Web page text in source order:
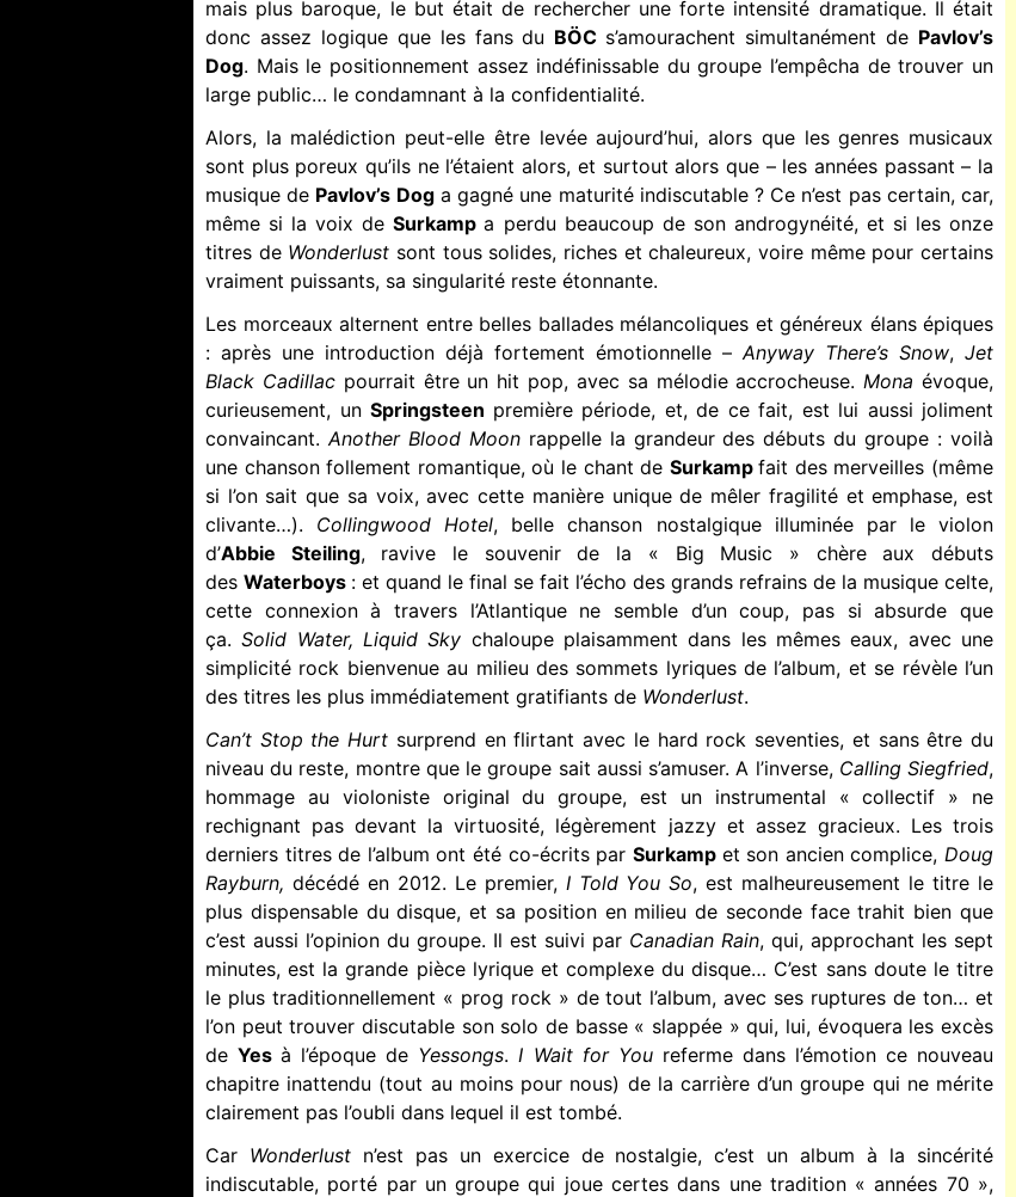
mais plus baroque, le but était de rechercher une forte intensité dramatique. Il était
donc assez logique que les fans du BÖC s’amourachent simultanément de Pavlov’s
Dog. Mais le positionnement assez indéfinissable du groupe l’empêcha de trouver un
large public… le condamnant à la confidentialité.
Alors, la malédiction peut-elle être levée aujourd’hui, alors que les genres musicaux
sont plus poreux qu’ils ne l’étaient alors, et surtout alors que – les années passant – la
musique de Pavlov’s Dog a gagné une maturité indiscutable ? Ce n’est pas certain, car,
même si la voix de Surkamp a perdu beaucoup de son androgynéité, et si les onze
titres de Wonderlust sont tous solides, riches et chaleureux, voire même pour certains
vraiment puissants, sa singularité reste étonnante.
Les morceaux alternent entre belles ballades mélancoliques et généreux élans épiques
: après une introduction déjà fortement émotionnelle – Anyway There’s Snow, Jet
Black Cadillac pourrait être un hit pop, avec sa mélodie accrocheuse. Mona évoque,
curieusement, un Springsteen première période, et, de ce fait, est lui aussi joliment
convaincant. Another Blood Moon rappelle la grandeur des débuts du groupe : voilà
une chanson follement romantique, où le chant de Surkamp fait des merveilles (même
si l’on sait que sa voix, avec cette manière unique de mêler fragilité et emphase, est
clivante…).
Collingwood Hotel, belle chanson nostalgique illuminée par le violon
d’Abbie Steiling, ravive le souvenir de la « Big Music » chère aux débuts
des Waterboys : et quand le final se fait l’écho des grands refrains de la musique celte,
cette connexion à travers l’Atlantique ne semble d’un coup, pas si absurde que
ça. Solid Water, Liquid Sky chaloupe plaisamment dans les mêmes eaux, avec une
simplicité rock bienvenue au milieu des sommets lyriques de l’album, et se révèle l’un
des titres les plus immédiatement gratifiants de Wonderlust.
Can’t Stop the Hurt surprend en flirtant avec le hard rock seventies, et sans être du
niveau du reste, montre que le groupe sait aussi s’amuser. A l’inverse, Calling Siegfried,
hommage au violoniste original du groupe, est un instrumental « collectif » ne
rechignant pas devant la virtuosité, légèrement jazzy et assez gracieux. Les trois
derniers titres de l’album ont été co-écrits par Surkamp et son ancien complice, Doug
Rayburn, décédé en 2012. Le premier, I Told You So, est malheureusement le titre le
plus dispensable du disque, et sa position en milieu de seconde face trahit bien que
c’est aussi l’opinion du groupe. Il est suivi par Canadian Rain, qui, approchant les sept
minutes, est la grande pièce lyrique et complexe du disque… C’est sans doute le titre
le plus traditionnellement « prog rock » de tout l’album, avec ses ruptures de ton… et
l’on peut trouver discutable son solo de basse « slappée » qui, lui, évoquera les excès
de Yes à l’époque de Yessongs. I Wait for You referme dans l’émotion ce nouveau
chapitre inattendu (tout au moins pour nous) de la carrière d’un groupe qui ne mérite
clairement pas l’oubli dans lequel il est tombé.
Car Wonderlust n’est pas un exercice de nostalgie, c’est un album à la sincérité
indiscutable, porté par un groupe qui joue certes dans une tradition « années 70 »,